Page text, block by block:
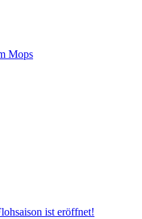
Mops
ist eröffnet!